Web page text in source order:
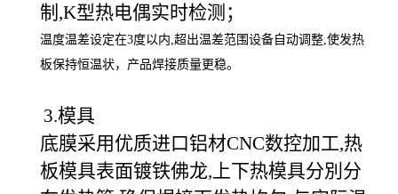
制,K型热电偶实时检测；
温度温差设定在3度以内,超出温差范围设备自动调整,使发热
板保持恒温状，产品焊接质量更稳。
3.模具
底膜采用优质进口铝材CNC数控加工,热
板模具表面镀铁佛龙,上下热模具分別分